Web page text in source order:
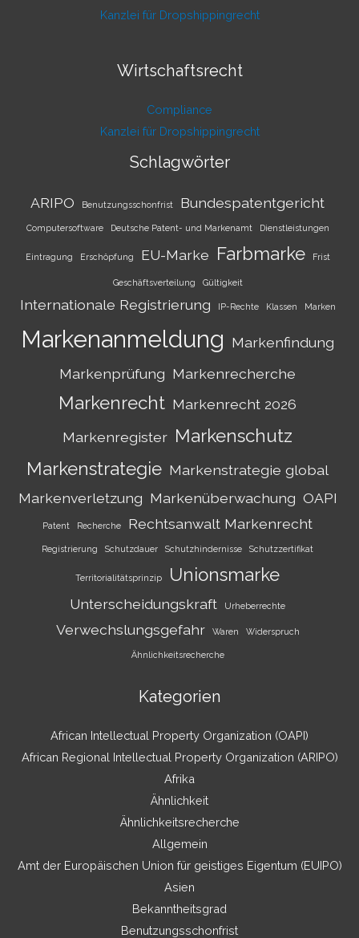
Kanzlei für Dropshippingrecht
Wirtschaftsrecht
Compliance
Kanzlei für Dropshippingrecht
Schlagwörter
ARIPO Benutzungsschonfrist Bundespatentgericht
Computersoftware Deutsche Patent- und Markenamt Dienstleistungen
Eintragung Erschöpfung EU-Marke Farbmarke Frist
Geschäftsverteilung Gültigkeit
Internationale Registrierung IP-Rechte Klassen Marken
Markenanmeldung Markenfindung
Markenprüfung Markenrecherche
Markenrecht Markenrecht 2026
Markenregister Markenschutz
Markenstrategie Markenstrategie global
Markenverletzung Markenüberwachung OAPI
Patent Recherche Rechtsanwalt Markenrecht
Registrierung Schutzdauer Schutzhindernisse Schutzzertifikat
Territorialitätsprinzip Unionsmarke
Unterscheidungskraft Urheberrechte
Verwechslungsgefahr Waren Widerspruch
Ähnlichkeitsrecherche
Kategorien
African Intellectual Property Organization (OAPI)
African Regional Intellectual Property Organization (ARIPO)
Afrika
Ähnlichkeit
Ähnlichkeitsrecherche
Allgemein
Amt der Europäischen Union für geistiges Eigentum (EUIPO)
Asien
Bekanntheitsgrad
Benutzungsschonfrist